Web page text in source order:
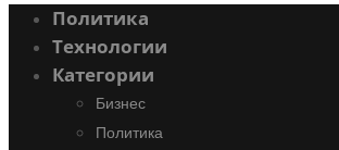
Политика
Технологии
Категории
Бизнес
Политика